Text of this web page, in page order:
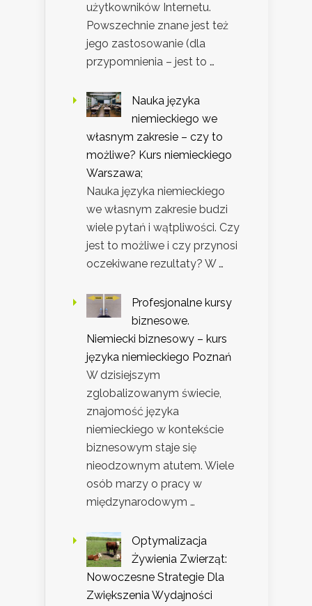
użytkowników Internetu.
Powszechnie znane jest też
jego zastosowanie (dla
przypomnienia – jest to …
Nauka języka
niemieckiego we
własnym zakresie – czy to
możliwe? Kurs niemieckiego
Warszawa;
Nauka języka niemieckiego
we własnym zakresie budzi
wiele pytań i wątpliwości. Czy
jest to możliwe i czy przynosi
oczekiwane rezultaty? W …
Profesjonalne kursy
biznesowe.
Niemiecki biznesowy – kurs
języka niemieckiego Poznań
W dzisiejszym
zglobalizowanym świecie,
znajomość języka
niemieckiego w kontekście
biznesowym staje się
nieodzownym atutem. Wiele
osób marzy o pracy w
międzynarodowym …
Optymalizacja
Żywienia Zwierząt:
Nowoczesne Strategie Dla
Zwiększenia Wydajności